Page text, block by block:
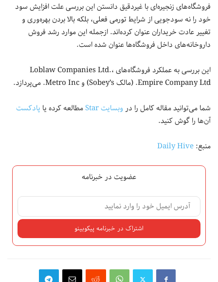
فروشگاه‌های زنجیره‌ای با غیردقیق دانستن این بررسی علت افزایش سود
خود را نه سودجویی از شرایط تورمی فعلی، بلکه بالا بردن بهره‌وری و
تغییر عادت خریداران عنوان کرده‌اند. ازجمله این موارد رشد فروش
داروخانه‌های داخل فروشگاه‌ها عنوان شده است.
این بررسی به عملکرد فروشگاه‌های Loblaw Companies Ltd.،
Empire Company Ltd. (مالک Sobey’s) و Metro Inc. می‌پردازد.
شما می‌توانید مقاله کامل را دروبسایت Star مطالعه کرده یا پادکست
آن‌ها را گوش کنید.
منبع:Daily Hive
عضویت در خبرنامه